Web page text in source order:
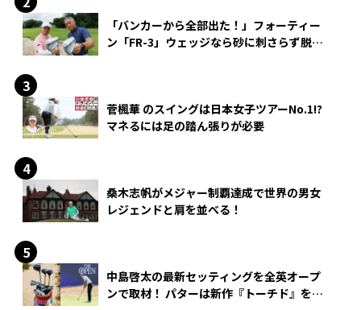
「バンカーから全部出た！」フォーティー
ン「FR-3」ウェッジなら砂に刺さらず脱出
菅楓華 のスイングは日本女子ツアーNo.1!?
マネるには足の踏ん張りが必要
桑木志帆がメジャー制覇達成で世界の男女
レジェンドと肩を並べる！
中島啓太の最新セッティングを全英オープ
ンで取材！ パターは新作『トーチド』を投